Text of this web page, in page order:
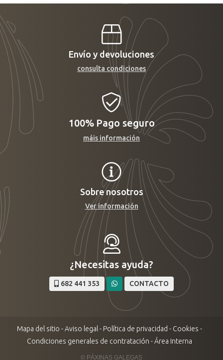
Envío y devoluciones
consulta condiciones
100% Pago seguro
máis información
Sobre nosotros
Ver información
¿Necesitas ayuda?
682 441 353 CONTACTO
Mapa del sitio -Aviso legal - Política de privacidad - Cookies -
Condiciones generales de contratación -Área Interna
© PÁXINAS GALEGAS